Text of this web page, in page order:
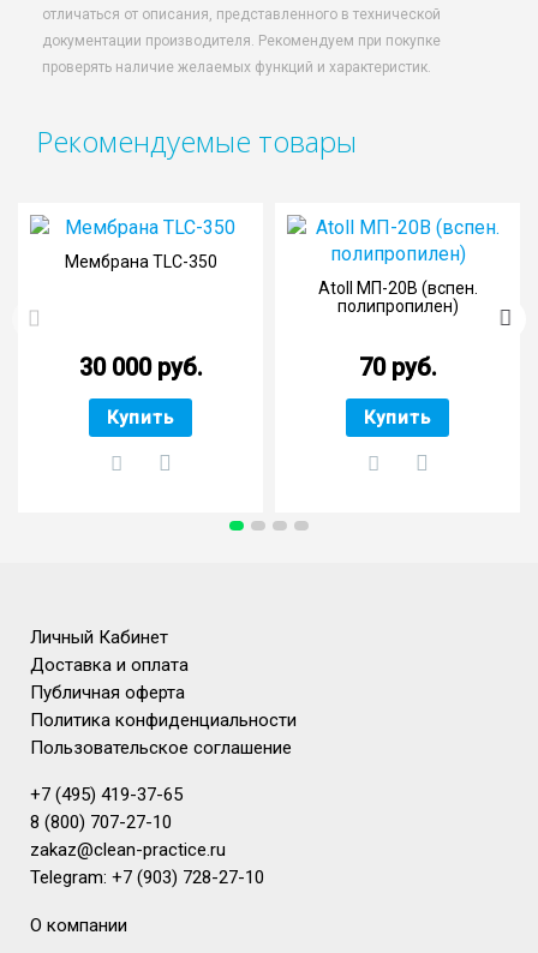
отличаться от описания, представленного в технической
документации производителя. Рекомендуем при покупке
проверять наличие желаемых функций и характеристик.
Рекомендуемые товары
Мембрана TLC-350
30 000 руб.
Купить
Atoll МП-20В (вспен.
полипропилен)
70 руб.
Купить
Личный Кабинет
Доставка и оплата
Публичная оферта
Политика конфиденциальности
Пользовательское соглашение
+7 (495) 419-37-65
8 (800) 707-27-10
zakaz@clean-practice.ru
Telegram: +7 (903) 728-27-10
О компании